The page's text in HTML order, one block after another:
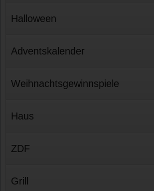
Halloween
Adventskalender
Weihnachtsgewinnspiele
Haus
ZDF
Grill